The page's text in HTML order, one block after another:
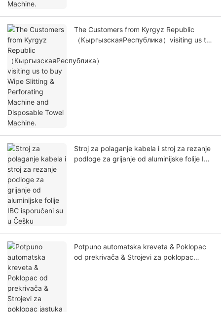
The Customers from Kyrgyz Republic
（КыргызскаяРеспублика）visiting us to
and Disposable Towel Machine.
Stroj za polaganje kabela i stroj za rezanje
podloge za grijanje od aluminijske folije IBC
Potpuno automatska kreveta & Poklopac
od prekrivača & Strojevi za poklopac